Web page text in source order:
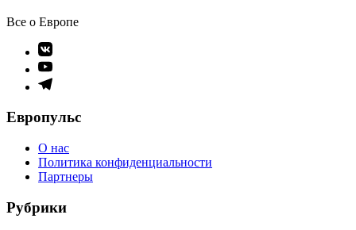
Все о Европе
Элемент
меню
Элемент
меню
Элемент
Европульс
О нас
Политика конфиденциальности
Партнеры
Рубрики